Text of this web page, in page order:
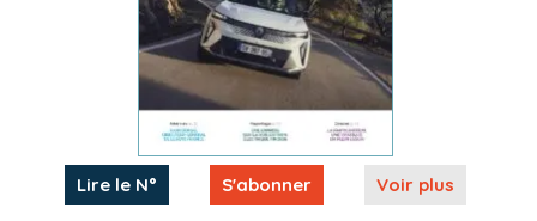
Lire le N° S'abonner Voir plus